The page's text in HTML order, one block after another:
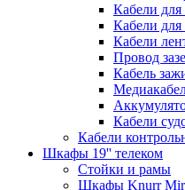
Кабели для
Кабели для
Кабели
Провод
Кабель
Кабели
Кабели
Шкафы 19'' телеком
Стойки и рамы
Шкафы Knurr